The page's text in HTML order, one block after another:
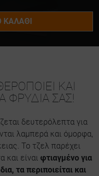
ΚΑΛΆΘΙ
ΚΑΙ
ΦΡΎΔΙΑ ΣΑΣ!
δευτερόλεπτα για
λαμπερά και όμορφα,
Το τζελ παρέχει
και είναι φτιαγμένο για
τα περιποιείται και